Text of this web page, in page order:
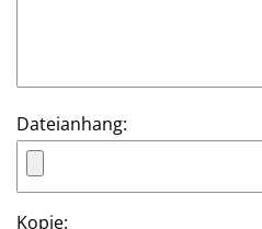
Dateianhang:
Kopie: